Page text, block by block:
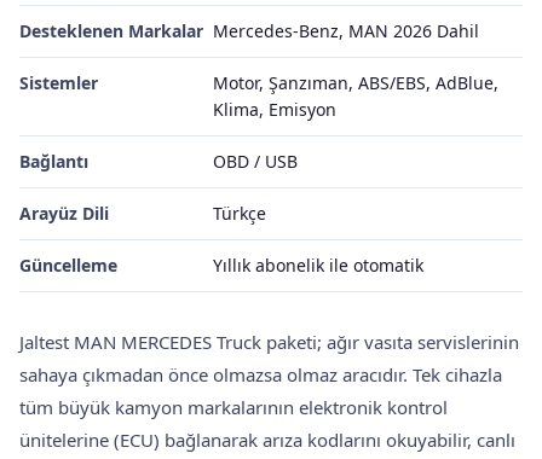
Desteklenen Markalar Mercedes-Benz, MAN 2026 Dahil
Sistemler
Motor, Şanzıman, ABS/EBS, AdBlue,
Klima, Emisyon
Bağlantı OBD / USB
Arayüz Dili Türkçe
Güncelleme Yıllık abonelik ile otomatik
Jaltest MAN MERCEDES Truck paketi; ağır vasıta servislerinin
sahaya çıkmadan önce olmazsa olmaz aracıdır. Tek cihazla
tüm büyük kamyon markalarının elektronik kontrol
ünitelerine (ECU) bağlanarak arıza kodlarını okuyabilir, canlı